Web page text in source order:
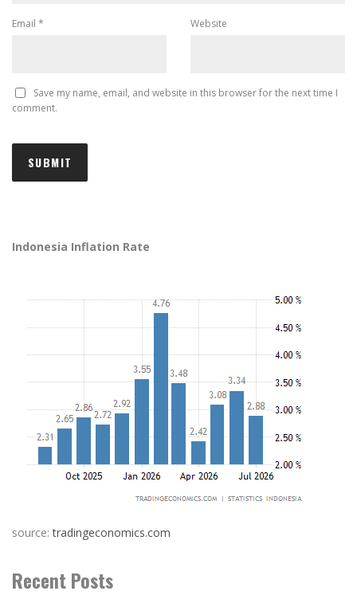
Email * Website
Save my name, email, and website in this browser for the next time I
comment.
Indonesia Inflation Rate
source:tradingeconomics.com
Recent Posts